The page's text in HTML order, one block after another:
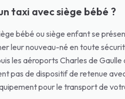
taxi avec siège bébé ?
bébé ou siège enfant se
leur nouveau-né en toute
les aéroports Charles de
pas de dispositif de retenue
pour le transport de